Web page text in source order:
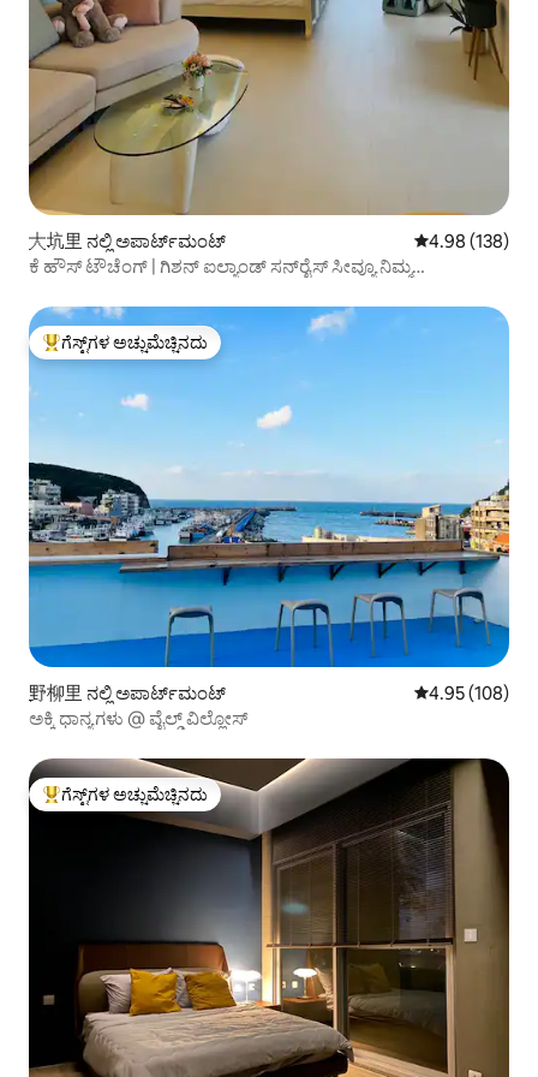
大坑里 ನಲ್ಲಿ ಅಪಾರ್ಟ್‌ಮಂಟ್ 5 ರಲ್ಲಿ 4.98
4.98 (138)
ಕೆ ಹೌಸ್ ಟೌಚೆಂಗ್ | ಗಿಶನ್ ಐಲ್ಯಾಂಡ್ ಸನ್‌ರೈಸ್ ಸೀವ್ಯೂ ನಿಮ್ಮ
ಒಳ್ಳೆಯದು
ಗೆಸ್ಟ್‌ಗಳಿಗೆ ಅತಿ ಹೆಚ್ಚು ಅಚ್ಚುಮೆಚ್ಚಿನದು
ಗೆಸ್ಟ್‌ಗಳ ಅಚ್ಚುಮೆಚ್ಚಿನದು
野柳里 ನಲ್ಲಿ ಅಪಾರ್ಟ್‌ಮಂಟ್ 5 ರಲ್ಲಿ 4.95
4.95 (108)
ಅಕ್ಕಿ ಧಾನ್ಯಗಳು @ ವೈಲ್ಡ್ ವಿಲ್ಲೋಸ್
ಗೆಸ್ಟ್‌ಗಳಿಗೆ ಅತಿ ಹೆಚ್ಚು ಅಚ್ಚುಮೆಚ್ಚಿನದು
ಗೆಸ್ಟ್‌ಗಳ ಅಚ್ಚುಮೆಚ್ಚಿನದು